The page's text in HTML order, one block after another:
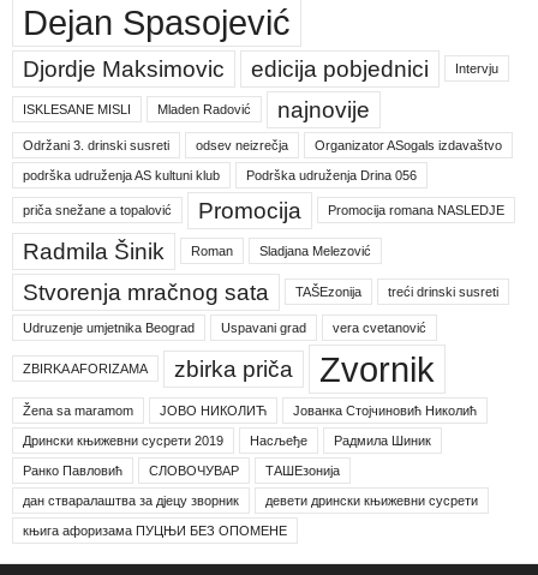
Dejan Spasojević
Djordje Maksimovic edicija pobjednici Intervju
ISKLESANE MISLI Mladen Radović najnovije
Održani 3. drinski susreti odsev neizrečja Organizator ASogals izdavaštvo
podrška udruženja AS kultuni klub Podrška udruženja Drina 056
priča snežane a topalović Promocija Promocija romana NASLEDJE
Radmila Šinik Roman Sladjana Melezović
Stvorenja mračnog sata TAŠEzonija treći drinski susreti
Udruzenje umjetnika Beograd Uspavani grad vera cvetanović
ZBIRKA AFORIZAMA zbirka priča Zvornik
Žena sa maramom ЈОВО НИКОЛИЋ Јованка Стојчиновић Николић
Дрински књижевни сусрети 2019 Насљеђе Радмила Шиник
Ранко Павловић СЛОВОЧУВАР ТАШЕзонија
дан стваралаштва за дјецу зворник девети дрински књижевни сусрети
књига афоризама ПУЦЊИ БЕЗ ОПОМЕНЕ